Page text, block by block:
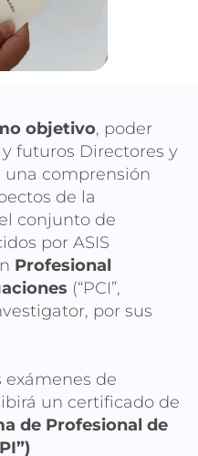
objetivo, poder
futuros Directores y
una comprensión
de la
conjunto de
por ASIS
Profesional
(“PCI”,
por sus
exámenes de
un certificado de
de Profesional de